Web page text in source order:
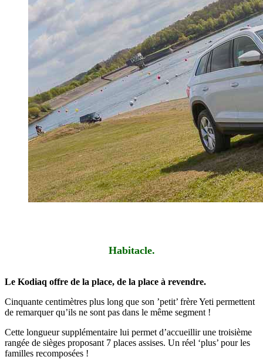
Habitacle.
Le Kodiaq offre de la place, de la place à revendre.
Cinquante centimètres plus long que son ’petit’ frère Yeti permettent
de remarquer qu’ils ne sont pas dans le même segment !
Cette longueur supplémentaire lui permet d’accueillir une troisième
rangée de sièges proposant 7 places assises. Un réel ‘plus’ pour les
familles recomposées !